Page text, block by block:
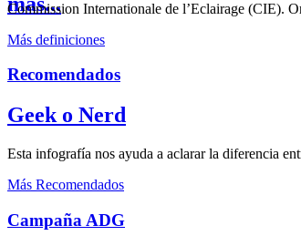
Commission Internationale de l’Eclairage (CIE).
Más definiciones
Recomendados
Geek o Nerd
Esta infografía nos ayuda a aclarar la diferencia
Más Recomendados
Campaña ADG